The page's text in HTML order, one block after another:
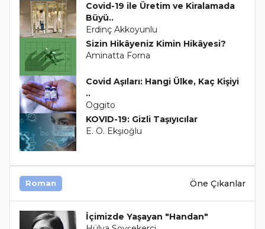
Covid-19 ile Üretim ve Kiralamada
Büyü..
Erdinç Akkoyunlu
Sizin Hikâyeniz Kimin Hikâyesi?
Aminatta Forna
Covid Aşıları: Hangi Ülke, Kaç Kişiyi
..
Oggito
KOVID-19: Gizli Taşıyıcılar
E. O. Ekşioğlu
Roman Öne Çıkanlar
İçimizde Yaşayan "Handan"